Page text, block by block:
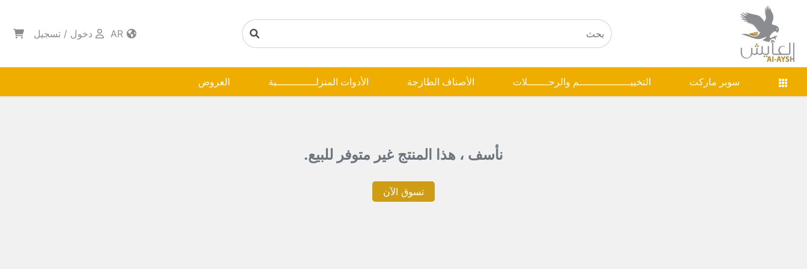
دخول / تسجيل
سوبر ماركت التخييـــــــــــــــــم والرحـــــــلات الأصناف الطازجة الأدوات المنزلـــــــــــــية العروض
نأسف ، هذا المنتج غير متوفر للبيع.
تسوق الآن